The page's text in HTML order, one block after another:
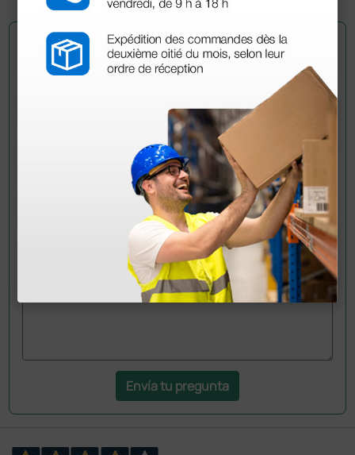
Pregúntale a un colega
¿Todavía tienes alguna duda? ¿Necesitas más
Envía ahora mismo tu pregunta a los colegas que ya
han adquirido este producto.
Envía tu pregunta